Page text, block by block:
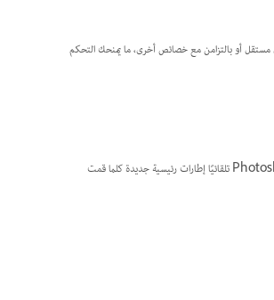
أو بالتزامن مع خصائص أخرى، ما يمنحك التحكم
بجانب الخاصية لبدء التحريك. عند تحديد هذا الخيار، ينشئ Photoshop تلقائيًا إطارات رئيسية جديدة كلما قمت